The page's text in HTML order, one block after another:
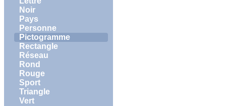
Noir
Pays
Personne
Pictogramme
Rectangle
Réseau
Rond
Rouge
Sport
Triangle
Vert